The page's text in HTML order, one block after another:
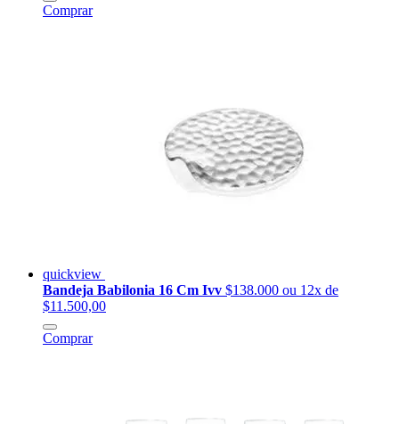
Comprar
quickview
Bandeja Babilonia 16 Cm Ivv $138.000 ou 12x de
$11.500,00
Comprar